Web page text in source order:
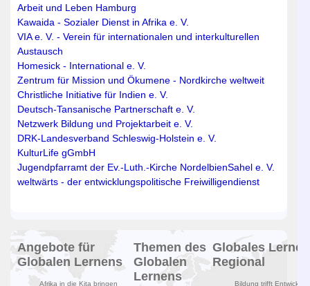
Arbeit und Leben Hamburg
Kawaida - Sozialer Dienst in Afrika e. V.
VIA e. V. - Verein für internationalen und interkulturellen
Austausch
Homesick - International e. V.
Zentrum für Mission und Ökumene - Nordkirche weltweit
Christliche Initiative für Indien e. V.
Deutsch-Tansanische Partnerschaft e. V.
Netzwerk Bildung und Projektarbeit e. V.
DRK-Landesverband Schleswig-Holstein e. V.
KulturLife gGmbH
Jugendpfarramt der Ev.-Luth.-Kirche NordelbienSahel e. V.
weltwärts - der entwicklungspolitische Freiwilligendienst
Angebote für
Globalen Lernens
Afrika in die Kita bringen
Themen des
Globalen
Lernens
Globales Lernen
Regional
Bildung trifft